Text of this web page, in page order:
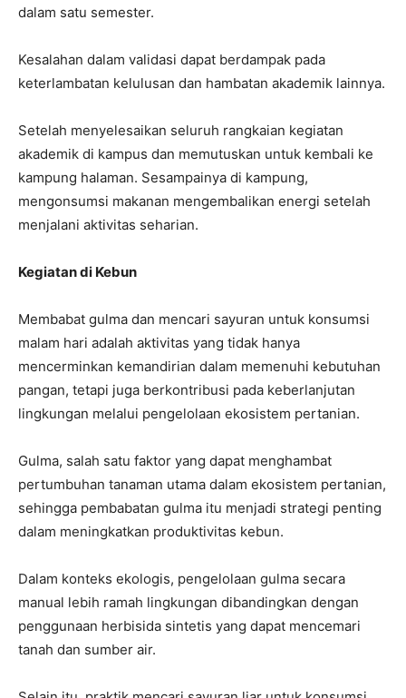
dalam satu semester.
Kesalahan dalam validasi dapat berdampak pada
keterlambatan kelulusan dan hambatan akademik lainnya.
Setelah menyelesaikan seluruh rangkaian kegiatan
akademik di kampus dan memutuskan untuk kembali ke
kampung halaman. Sesampainya di kampung,
mengonsumsi makanan mengembalikan energi setelah
menjalani aktivitas seharian.
Kegiatan di Kebun
Membabat gulma dan mencari sayuran untuk konsumsi
malam hari adalah aktivitas yang tidak hanya
mencerminkan kemandirian dalam memenuhi kebutuhan
pangan, tetapi juga berkontribusi pada keberlanjutan
lingkungan melalui pengelolaan ekosistem pertanian.
Gulma, salah satu faktor yang dapat menghambat
pertumbuhan tanaman utama dalam ekosistem pertanian,
sehingga pembabatan gulma itu menjadi strategi penting
dalam meningkatkan produktivitas kebun.
Dalam konteks ekologis, pengelolaan gulma secara
manual lebih ramah lingkungan dibandingkan dengan
penggunaan herbisida sintetis yang dapat mencemari
tanah dan sumber air.